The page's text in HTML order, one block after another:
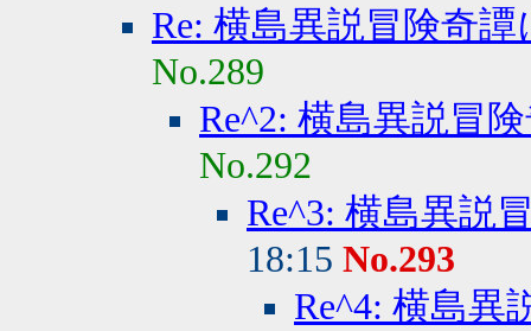
Re: 横島異説冒険奇
No.289
Re^2: 横島異説冒
No.292
Re^3: 横島異説
18:15 No.293
Re^4: 横島異